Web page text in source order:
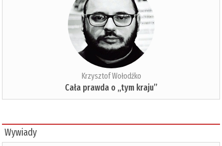
Krzysztof Wołodźko
Cała prawda o „tym kraju”
Wywiady